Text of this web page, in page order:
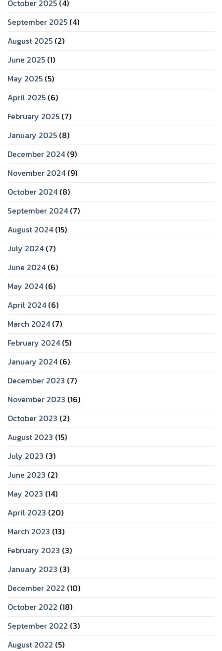
October 2025 (4)
September 2025 (4)
August 2025 (2)
June 2025 (1)
May 2025 (5)
April 2025 (6)
February 2025 (7)
January 2025 (8)
December 2024 (9)
November 2024 (9)
October 2024 (8)
September 2024 (7)
August 2024 (15)
July 2024 (7)
June 2024 (6)
May 2024 (6)
April 2024 (6)
March 2024 (7)
February 2024 (5)
January 2024 (6)
December 2023 (7)
November 2023 (16)
October 2023 (2)
August 2023 (15)
July 2023 (3)
June 2023 (2)
May 2023 (14)
April 2023 (20)
March 2023 (13)
February 2023 (3)
January 2023 (3)
December 2022 (10)
October 2022 (18)
September 2022 (3)
August 2022 (5)